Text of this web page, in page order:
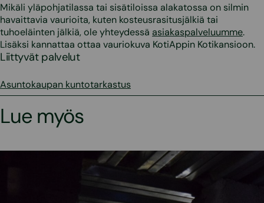
Mikäli yläpohjatilassa tai sisätiloissa alakatossa on silmin
havaittavia vaurioita, kuten kosteusrasitusjälkiä tai
tuhoeläinten jälkiä, ole yhteydessä asiakaspalveluumme.
Lisäksi kannattaa ottaa vauriokuva KotiAppin Kotikansioon.
Liittyvät palvelut
Asuntokaupan kuntotarkastus
Lue myös